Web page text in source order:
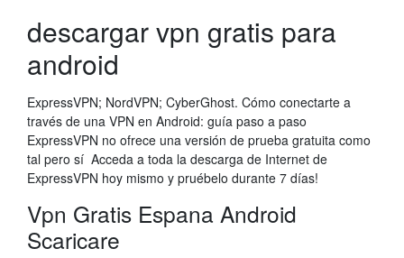
descargar vpn gratis para
android
ExpressVPN; NordVPN; CyberGhost. Cómo conectarte a
través de una VPN en Android: guía paso a paso
ExpressVPN no ofrece una versión de prueba gratuita como
tal pero sí Acceda a toda la descarga de Internet de
ExpressVPN hoy mismo y pruébelo durante 7 días!
Vpn Gratis Espana Android
Scaricare